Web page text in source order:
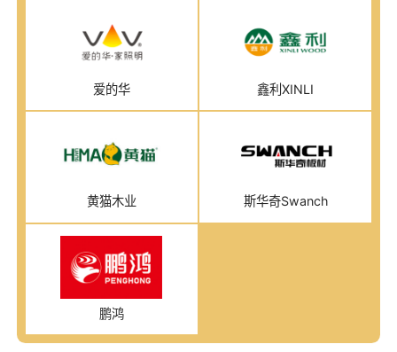
爱的华 鑫利XINLI
黄猫木业 斯华奇Swanch
鹏鸿